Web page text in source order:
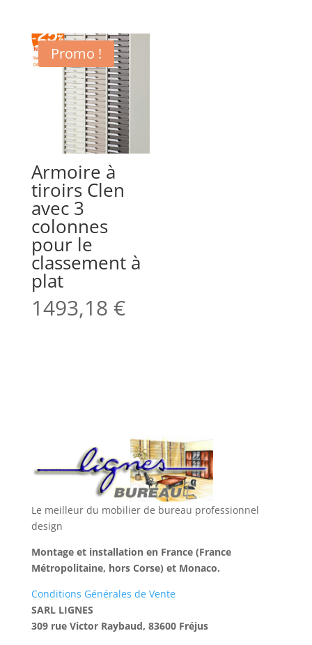
Promo !
Armoire à
tiroirs Clen
avec 3
colonnes
pour le
classement à
plat
1493,18 €
Le meilleur du mobilier de bureau professionnel
design
Montage et installation en France (France
Métropolitaine, hors Corse) et Monaco.
Conditions Générales de Vente
SARL LIGNES
309 rue Victor Raybaud, 83600 Fréjus